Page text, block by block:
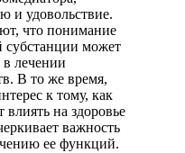
и удовольствие.
что понимание
может
лечении
В то же время,
к тому, как
на здоровье
важность
ее функций.